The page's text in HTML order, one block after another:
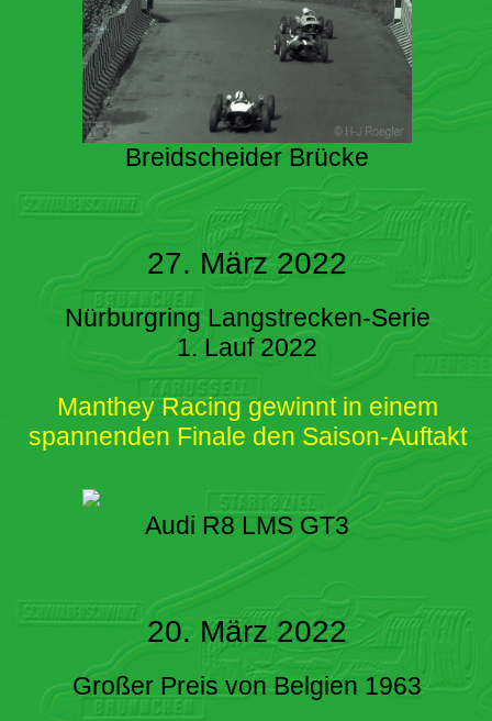
Breidscheider Brücke
27. März 2022
Nürburgring Langstrecken-Serie
1. Lauf 2022
Manthey Racing gewinnt in einem
spannenden Finale den Saison-Auftakt
Audi R8 LMS GT3
20. März 2022
Großer Preis von Belgien 1963